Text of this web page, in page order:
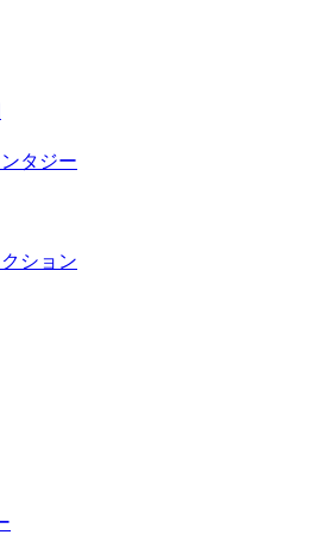
タジー
ション